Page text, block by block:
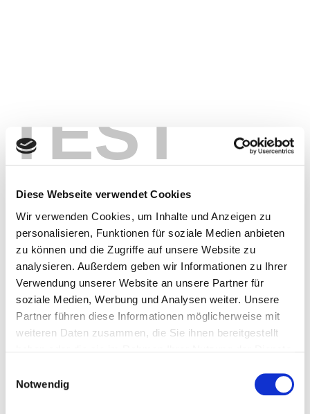
TEST
Diese Webseite verwendet Cookies
Wir verwenden Cookies, um Inhalte und Anzeigen zu
personalisieren, Funktionen für soziale Medien anbieten
zu können und die Zugriffe auf unsere Website zu
analysieren. Außerdem geben wir Informationen zu Ihrer
Verwendung unserer Website an unsere Partner für
soziale Medien, Werbung und Analysen weiter. Unsere
Partner führen diese Informationen möglicherweise mit
weiteren Daten zusammen, die Sie ihnen bereitgestellt
Notwendig
INDIVIDUELLE SKIREISEN 2026-27